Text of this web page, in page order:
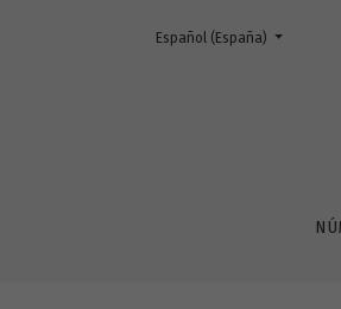
Representaciones
Cambiar el idioma. El actual
Español (España)